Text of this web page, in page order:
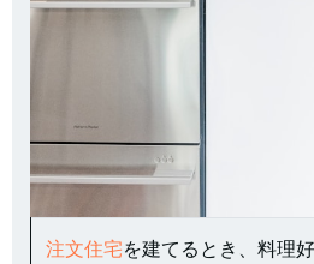
注文住宅を建てるとき、料理